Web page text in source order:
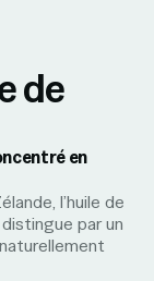
de
en
l’huile de
par un